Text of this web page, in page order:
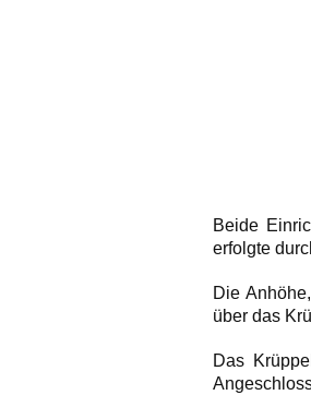
Beide
erfolgte
Die
über das
Das